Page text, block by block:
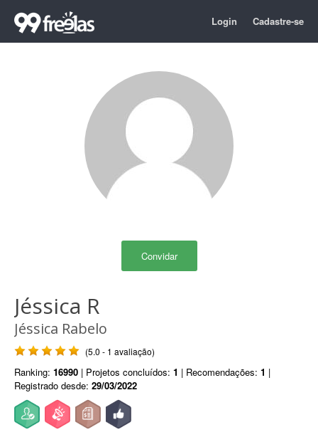
Login Cadastre-se
Convidar
Jéssica R
Jéssica Rabelo
(5.0 - 1 avaliação)
Ranking: 16990 | Projetos concluídos: 1 | Recomendações: 1 |
Registrado desde: 29/03/2022